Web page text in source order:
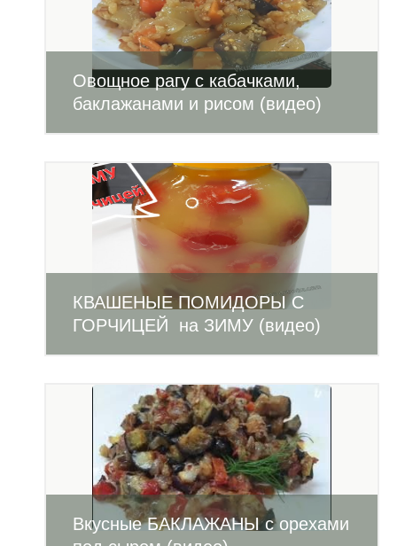
Овощное рагу с кабачками,
баклажанами и рисом (видео)
КВАШЕНЫЕ ПОМИДОРЫ С
ГОРЧИЦЕЙ на ЗИМУ (видео)
Вкусные БАКЛАЖАНЫ с орехами